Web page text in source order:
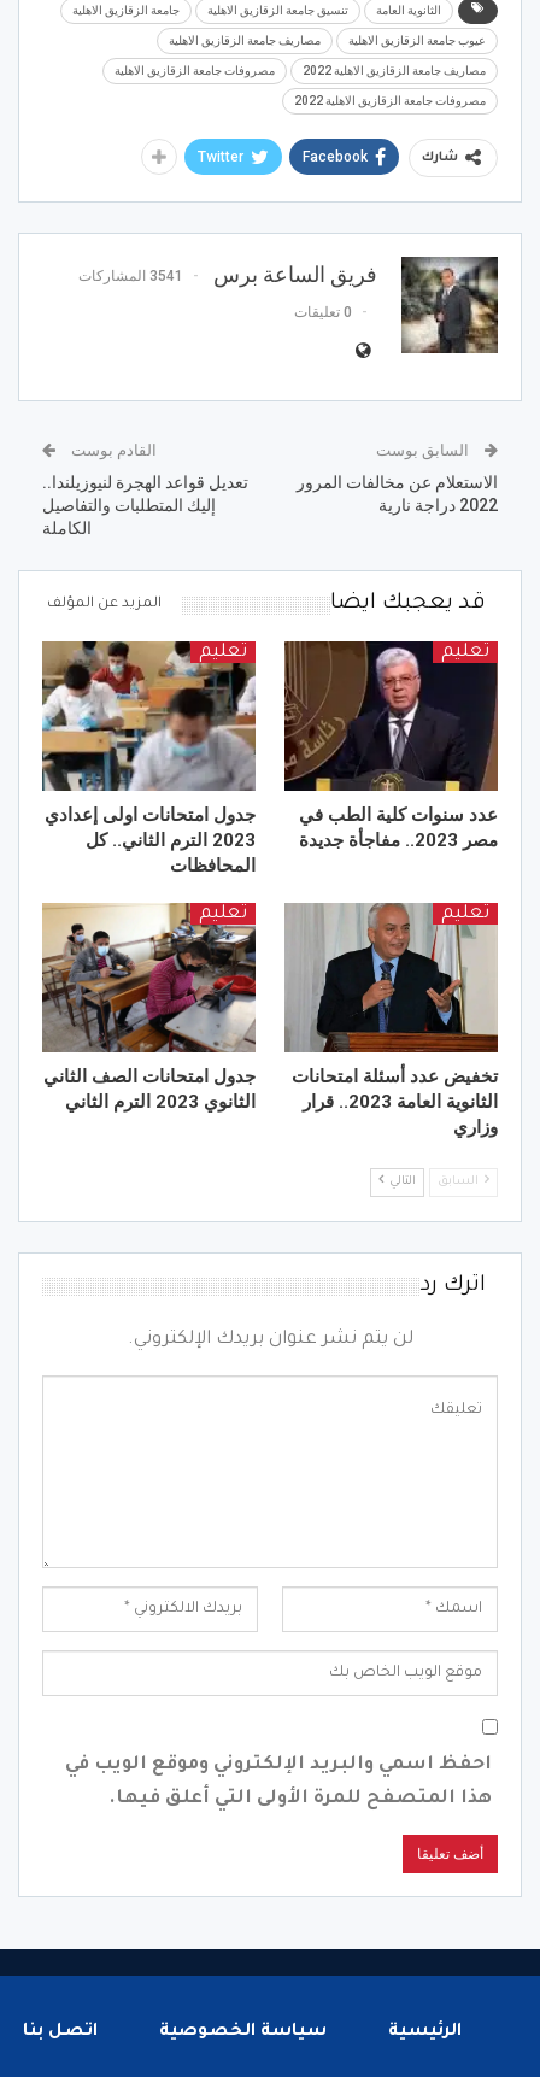
الثانوية العامة تنسيق جامعة الزقازيق الاهلية جامعة الزقازيق الاهلية
عيوب جامعة الزقازيق الاهلية مصاريف جامعة الزقازيق الاهلية
مصاريف جامعة الزقازيق الاهلية 2022 مصروفات جامعة الزقازيق الاهلية
مصروفات جامعة الزقازيق الاهلية 2022
شارك Facebook
Twitter
فريق الساعة برس 3541 المشاركات
0 تعليقات
السابق بوست
الاستعلام عن مخالفات المرور
2022 دراجة نارية
القادم بوست
تعديل قواعد الهجرة لنيوزيلندا..
إليك المتطلبات والتفاصيل
الكاملة
قد يعجبك ايضا المزيد عن المؤلف
تعليم
عدد سنوات كلية الطب في
مصر 2023.. مفاجأة جديدة
تعليم
جدول امتحانات اولى إعدادي
2023 الترم الثاني.. كل
المحافظات
تعليم
تخفيض عدد أسئلة امتحانات
الثانوية العامة 2023.. قرار
وزاري
تعليم
جدول امتحانات الصف الثاني
الثانوي 2023 الترم الثاني
السابق التالي
اترك رد
لن يتم نشر عنوان بريدك الإلكتروني.
احفظ اسمي والبريد الإلكتروني وموقع الويب في
هذا المتصفح للمرة الأولى التي أعلق فيها.
الرئيسية سياسة الخصوصية اتصل بنا